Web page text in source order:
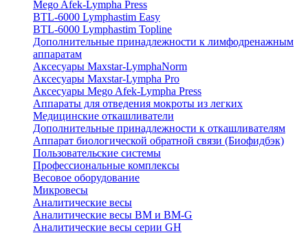
Mego Afek-Lympha Press
BTL-6000 Lymphastim Easy
BTL-6000 Lymphastim Topline
Дополнительные принадлежности к лимфодренажным
аппаратам
Аксесуары Maxstar-LymphaNorm
Аксесуары Maxstar-Lympha Pro
Аксесуары Mego Afek-Lympha Press
Аппараты для отведения мокроты из легких
Медицинские откашливатели
Дополнительные принадлежности к откашливателям
Аппарат биологической обратной связи (Биофидбэк)
Пользовательские системы
Профессиональные комплексы
Весовое оборудование
Микровесы
Аналитические весы
Аналитические весы BM и BM-G
Аналитические весы серии GH